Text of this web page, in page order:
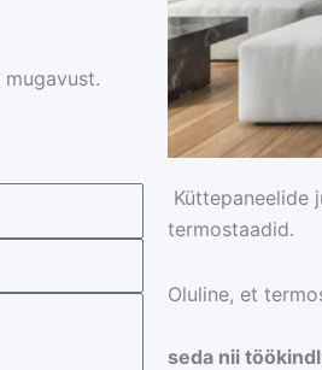
Küttepaneelide
termostaadid.
Oluline, et
seda nii